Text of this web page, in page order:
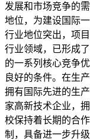
发展和市场竞争的
地位，为建设国际
行业地位突出，项
行业领域，已形成
的一系列核心竞争
良好的条件。在生
拥有国际先进的生
家高新技术企业，
校保持着长期的合
制，具备进一步升